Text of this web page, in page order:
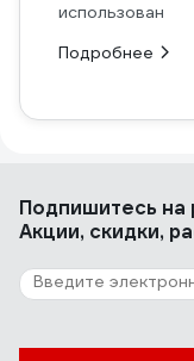
использован
Подробнее
Подпишитесь на
Акции, скидки,